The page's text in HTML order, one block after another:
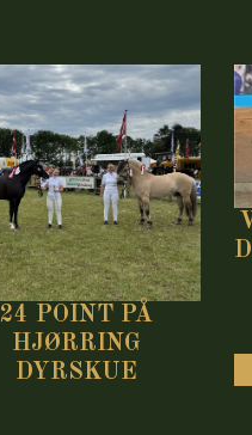
24 POINT PÅ
HJØRRING
DYRSKUE